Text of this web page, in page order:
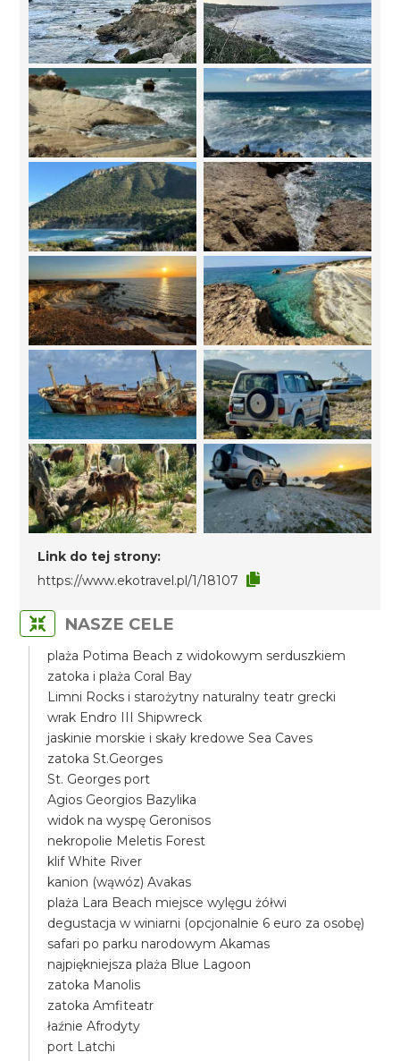
Link do tej strony:
https://www.ekotravel.pl/1/18107
NASZE CELE
plaża Potima Beach z widokowym serduszkiem
zatoka i plaża Coral Bay
Limni Rocks i starożytny naturalny teatr grecki
wrak Endro III Shipwreck
jaskinie morskie i skały kredowe Sea Caves
zatoka St.Georges
St. Georges port
Agios Georgios Bazylika
widok na wyspę Geronisos
nekropolie Meletis Forest
klif White River
kanion (wąwóz) Avakas
plaża Lara Beach miejsce wylęgu żółwi
degustacja w winiarni (opcjonalnie 6 euro za osobę)
safari po parku narodowym Akamas
najpiękniejsza plaża Blue Lagoon
zatoka Manolis
zatoka Amfiteatr
łaźnie Afrodyty
port Latchi